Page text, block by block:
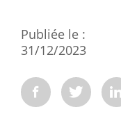
Publiée le
31/12/2023